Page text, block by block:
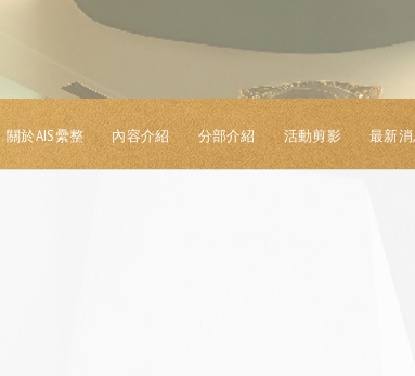
關於AIS纍整 內容介紹 分部介紹 活動剪影 最新